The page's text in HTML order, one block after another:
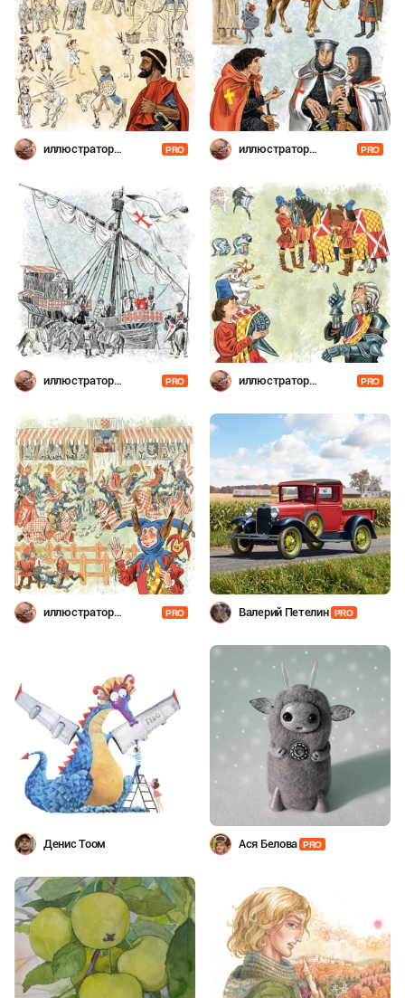
иллюстратор
PRO
иллюстратор
PRO
иллюстратор
PRO
иллюстратор
PRO
иллюстратор
PRO Валерий Петелин PRO
Денис Тоом Ася Белова PRO